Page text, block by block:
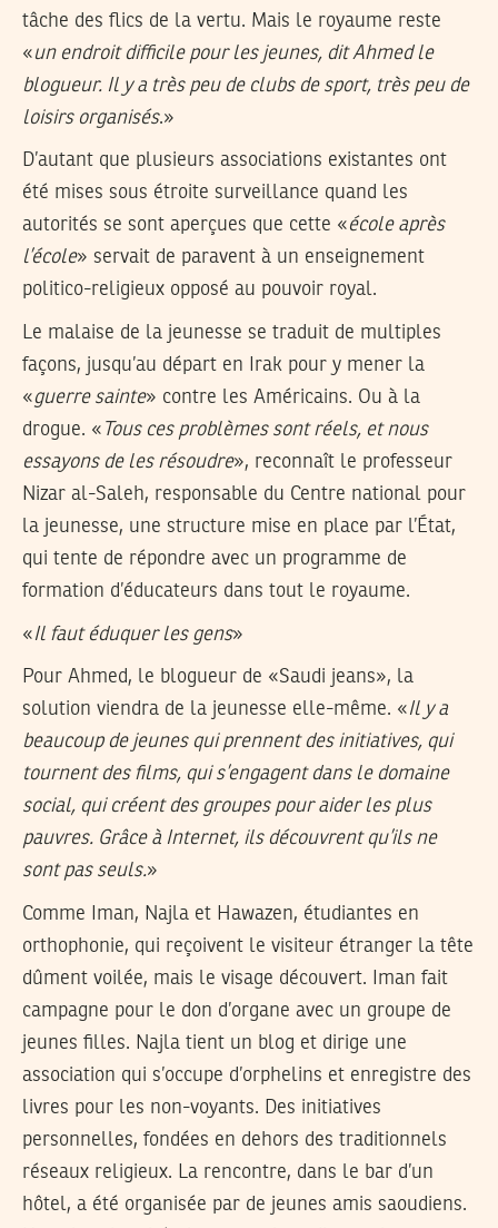
tâche des flics de la vertu. Mais le royaume reste
«un endroit difficile pour les jeunes, dit Ahmed le
blogueur. Il y a très peu de clubs de sport, très peu de
loisirs organisés.»
D’autant que plusieurs associations existantes ont
été mises sous étroite surveillance quand les
autorités se sont aperçues que cette «école après
l’école» servait de paravent à un enseignement
politico-religieux op­posé au pouvoir royal.
Le malaise de la jeunesse se traduit de multiples
façons, jusqu’au départ en Irak pour y mener la
«guerre sainte» contre les Américains. Ou à la
drogue. « Tous ces problèmes sont réels, et nous
essayons de les résoudre», reconnaît le professeur
Nizar al-Saleh, responsable du Centre national pour
la jeunesse, une structure mise en place par l’État,
qui tente de répondre avec un programme de
formation d’éducateurs dans tout le royaume.
«Il faut éduquer les gens»
Pour Ahmed, le blogueur de «Saudi jeans», la
solution viendra de la jeunesse elle-même. «Il y a
beaucoup de jeunes qui prennent des initiatives, qui
tournent des films, qui s’engagent dans le domaine
social, qui créent des groupes pour aider les plus
pauvres. Grâce à Internet, ils découvrent qu’ils ne
sont pas seuls.»
Comme Iman, Najla et Hawazen, étudiantes en
orthophonie, qui reçoivent le visiteur étranger la tête
dûment voilée, mais le visage découvert. Iman fait
campagne pour le don d’organe avec un groupe de
jeunes filles. Najla tient un blog et dirige une
association qui s’occupe d’orphelins et enregistre des
livres pour les non-voyants. Des initiatives
personnelles, fondées en dehors des traditionnels
réseaux religieux. La rencontre, dans le bar d’un
hôtel, a été organisée par de jeunes amis saoudiens.